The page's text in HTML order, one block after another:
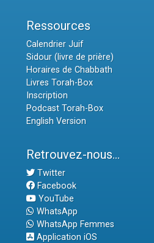
Ressources
Calendrier Juif
Sidour (livre de prière)
Horaires de Chabbath
Livres Torah-Box
Inscription
Podcast Torah-Box
English Version
Retrouvez-nous...
Twitter
Facebook
YouTube
WhatsApp
WhatsApp Femmes
Application iOS